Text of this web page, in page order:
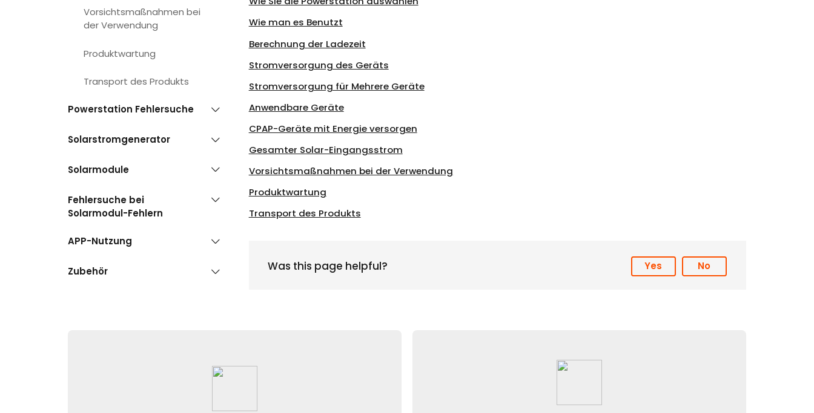
Vorsichtsmaßnahmen bei
der Verwendung
Produktwartung
Transport des Produkts
Powerstation Fehlersuche
Solarstromgenerator
Solarmodule
Fehlersuche bei
Solarmodul-Fehlern
APP-Nutzung
Zubehör
Wie man es Benutzt
Berechnung der Ladezeit
Stromversorgung des Geräts
Stromversorgung für Mehrere Geräte
Anwendbare Geräte
CPAP-Geräte mit Energie versorgen
Gesamter Solar-Eingangsstrom
Vorsichtsmaßnahmen bei der Verwendung
Produktwartung
Transport des Produkts
Was this page helpful? Yes No